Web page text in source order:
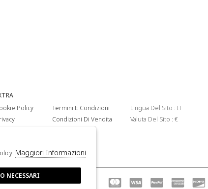
Policy
Termini E Condizioni
Condizioni Di Vendita
Lingua Del Sito : IT
Valuta Del Sito : €
Maggiori Informazioni
NECESSARI